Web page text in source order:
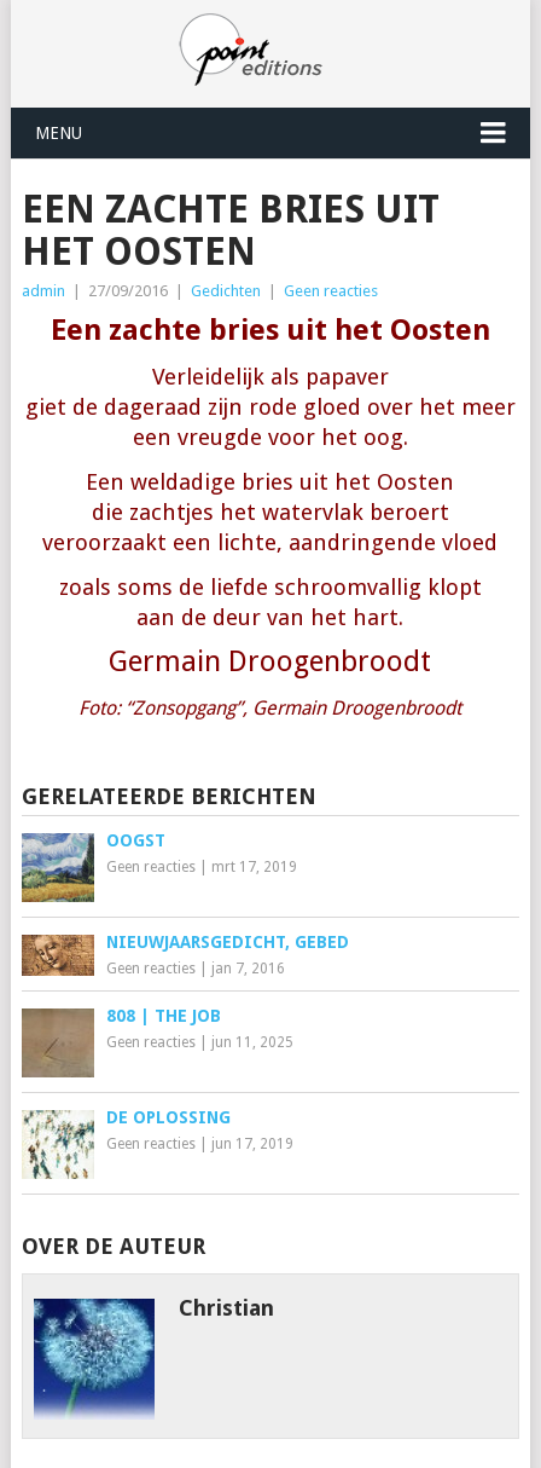
MENU
EEN ZACHTE BRIES UIT
HET OOSTEN
admin 27/09/2016 Gedichten Geen reacties
Een zachte bries uit het Oosten
Verleidelijk als papaver
giet de dageraad zijn rode gloed over het meer
een vreugde voor het oog.
Een weldadige bries uit het Oosten
die zachtjes het watervlak beroert
veroorzaakt een lichte, aandringende vloed
zoals soms de liefde schroomvallig klopt
aan de deur van het hart.
Germain Droogenbroodt
Foto: “Zonsopgang”, Germain Droogenbroodt
GERELATEERDE BERICHTEN
OOGST
Geen reacties| mrt 17, 2019
NIEUWJAARSGEDICHT, GEBED
Geen reacties| jan 7, 2016
808 | THE JOB
Geen reacties| jun 11, 2025
DE OPLOSSING
Geen reacties| jun 17, 2019
OVER DE AUTEUR
Christian